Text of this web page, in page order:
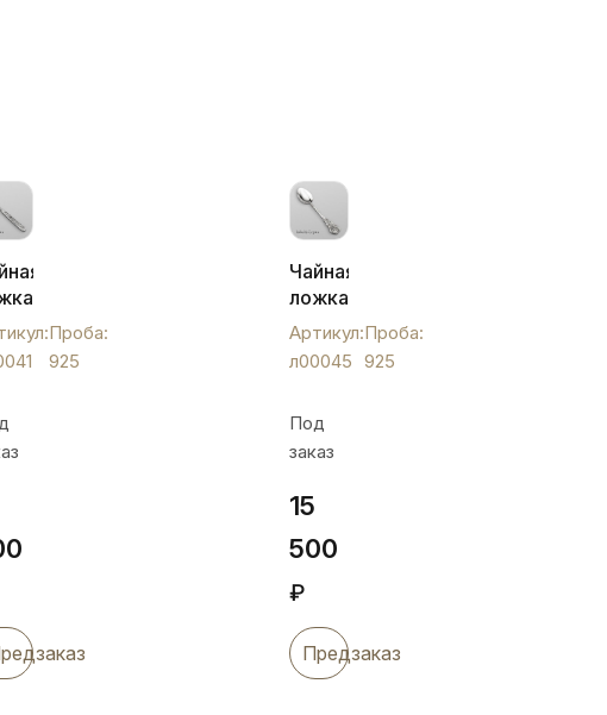
Проба:
925
Чайная
ложка
«львенок
на
зубок»,
Артикул:
л00045
Проба:
925
Под
заказ
15
500
₽
Предзаказ